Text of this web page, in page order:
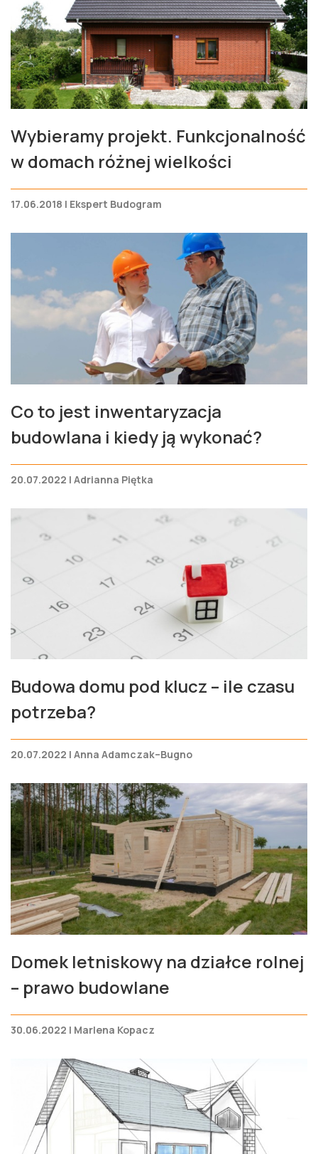
Wybieramy projekt. Funkcjonalność
w domach różnej wielkości
17.06.2018 | Ekspert Budogram
Co to jest inwentaryzacja
budowlana i kiedy ją wykonać?
20.07.2022 | Adrianna Piętka
Budowa domu pod klucz – ile czasu
potrzeba?
20.07.2022 | Anna Adamczak–Bugno
Domek letniskowy na działce rolnej
– prawo budowlane
30.06.2022 | Marlena Kopacz